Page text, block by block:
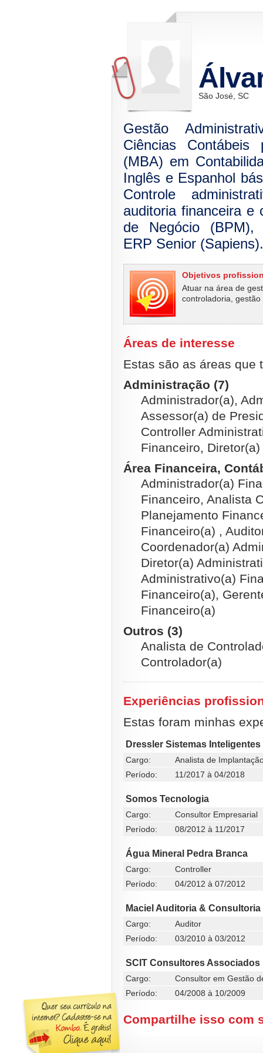
São José, SC
Gestão
Ciências
(MBA) em
Inglês e Espanhol
Controle
auditoria financeira e
de Negócio (BPM),
ERP Senior (Sapiens).
Objetivos
Atuar na área de
controladoria,
Áreas de interesse
Estas são as áreas que
Administração (7)
Administrador(a),
Assessor(a) de
Controller
Financeiro,
Área Financeira,
Administrador(a)
Financeiro, Analista
Planejamento
Financeiro(a) ,
Coordenador(a)
Diretor(a)
Administrativo(a)
Financeiro(a),
Financeiro(a)
Outros (3)
Analista de
Controlador(a)
Experiências
Estas foram minhas
Dressler Sistemas Inteligentes
Cargo:
Analista de
Período:
11/2017 à 04/2018
Somos Tecnologia
Cargo:
Consultor Empresarial
Período:
08/2012 à 11/2017
Água Mineral Pedra Branca
Cargo:
Controller
Período:
04/2012 à 07/2012
Maciel Auditoria & Consultoria
Cargo:
Auditor
Período:
03/2010 à 03/2012
SCIT Consultores Associados
Cargo:
Consultor em Gestão
Período:
04/2008 à 10/2009
Compartilhe isso com